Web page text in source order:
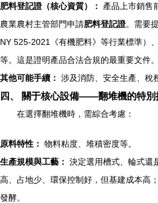
肥料登記證（核心資質）：
產品上市銷售
農業農村主管部門申請肥料登記證。需要
NY 525-2021《有機肥料》等行業標準）
等。這是證明產品合法合規的最重要文件。
其他可能手續： 涉及消防、安全生產、稅
四、 關于核心設備——翻堆機的特別
在選擇翻堆機時，需綜合考慮：
原料特性： 物料粘度、堆積密度等。
生產規模與工藝： 決定選用槽式、輪式還
高、占地少、環保控制好，但基建成本高
發酵。